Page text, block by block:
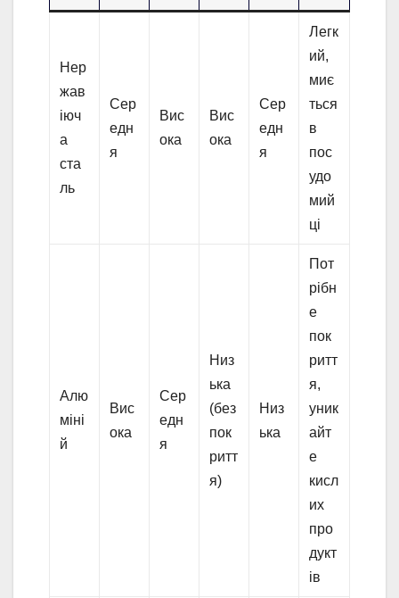
Нер
жав
іюч
а
ста
ль
Сер
едн
я
Вис
ока
Вис
ока
Сер
едн
я
Легк
ий,
миє
ться
в
пос
удо
мий
ці
Алю
міні
й
Вис
ока
Сер
едн
я
Низ
ька
(без
пок
ритт
я)
Низ
ька
Пот
рібн
е
пок
ритт
я,
уник
айт
е
кисл
их
про
дукт
ів